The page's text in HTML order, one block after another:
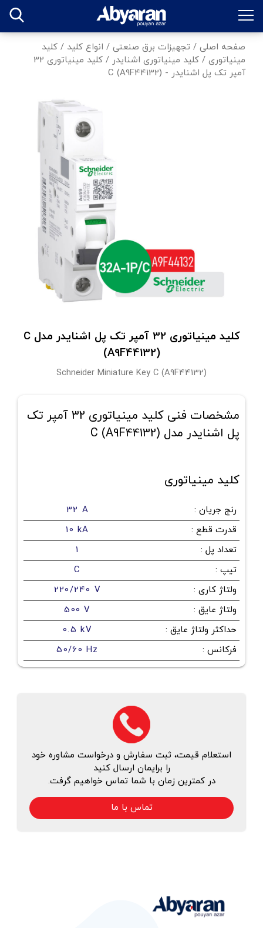
صفحه اصلی / تجهیزات برق صنعتی / انواع کلید / کلید
مینیاتوری / کلید مینیاتوری اشنایدر /
کلید مینیاتوری 32
آمپر تک پل اشنایدر - C (A9F44132)
کلید مینیاتوری 32 آمپر تک پل اشنایدر مدل C
(A9F44132)
Schneider Miniature Key C (A9F44132)
مشخصات فنی کلید مینیاتوری 32 آمپر تک
پل اشنایدر مدل C (A9F44132)
کلید مینیاتوری
رنج جریان :
32 A
قدرت قطع :
10 kA
تعداد پل :
1
تیپ :
C
ولتاژ کاری :
220/240 V
ولتاژ عایق :
500 V
حداکثر ولتاژ عایق :
0.5 kV
فرکانس :
50/60 Hz
استعلام قیمت، ثبت سفارش و درخواست مشاوره خود
را برایمان ارسال کنید
در کمترین زمان با شما تماس خواهیم گرفت.
تماس با ما